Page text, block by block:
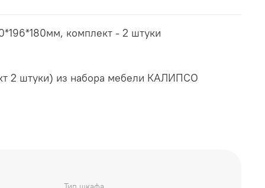
комплект - 2 штуки
2 штуки) из набора мебели КАЛИПСО